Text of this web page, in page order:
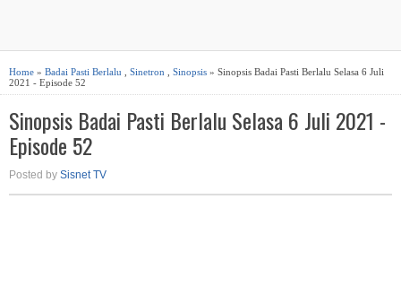
Home » Badai Pasti Berlalu Sinetron Sinopsis » Sinopsis Badai Pasti Berlalu Selasa 6 Juli
2021 - Episode 52
Sinopsis Badai Pasti Berlalu Selasa 6 Juli 2021 -
Episode 52
Posted by Sisnet TV